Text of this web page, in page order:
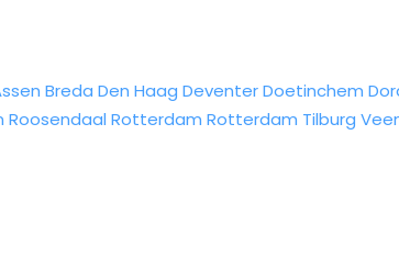
Breda Den Haag DeventerDoetinchem
Roosendaal Rotterdam Rotterdam Tilburg